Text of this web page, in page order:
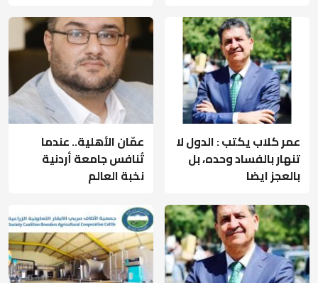
عمر كلاب يكتب : الدول لا
تنهار بالفساد وحده، بل
بالعجز ايضا
عمّان الأهلية.. عندما
تُنافس جامعة أردنية
نخبة العالم